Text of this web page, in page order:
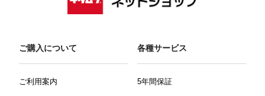
ご購入について
ご利用案内
各種サービス
5年間保証